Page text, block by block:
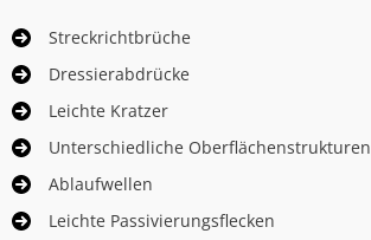
Streckrichtbrüche
Dressierabdrücke
Leichte Kratzer
Unterschiedliche Oberflächenstrukturen
Ablaufwellen
Leichte Passivierungsflecken